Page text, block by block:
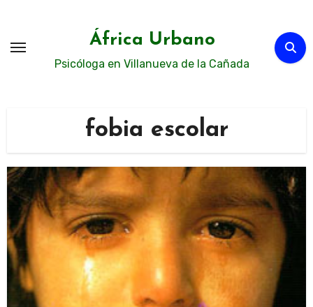
contenido
África Urbano
Psicóloga en Villanueva de la Cañada
fobia escolar